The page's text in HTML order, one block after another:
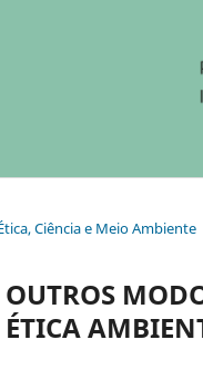
Ciência e Meio Ambiente